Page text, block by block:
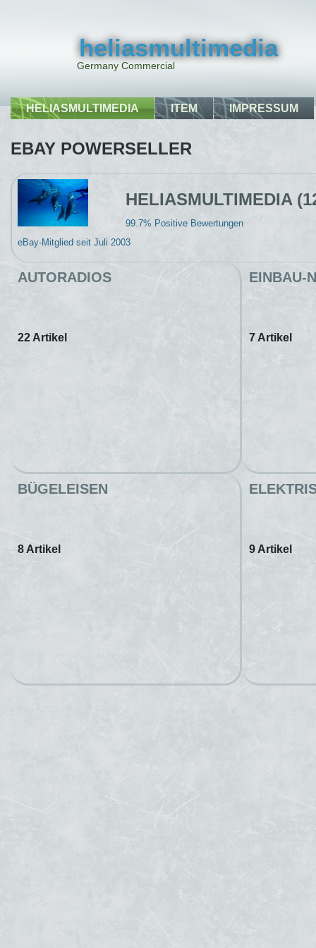
heliasmultimedia
Germany Commercial
HELIASMULTIMEDIA ITEM IMPRESSUM
EBAY POWERSELLER
HELIASMULTIMEDIA
99.7% Positive Bewertungen
eBay-Mitglied seit Juli 2003
AUTORADIOS
22 Artikel
EINBAU-
7 Artikel
BÜGELEISEN
8 Artikel 9 Artikel